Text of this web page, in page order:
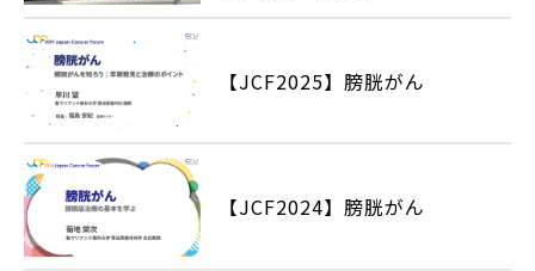
【JCF2025】膀胱がん
【JCF2024】膀胱がん